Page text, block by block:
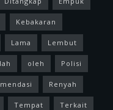
Kebakaran
Lama Lembut
oleh Polisi
Renyah
Tempat Terkait